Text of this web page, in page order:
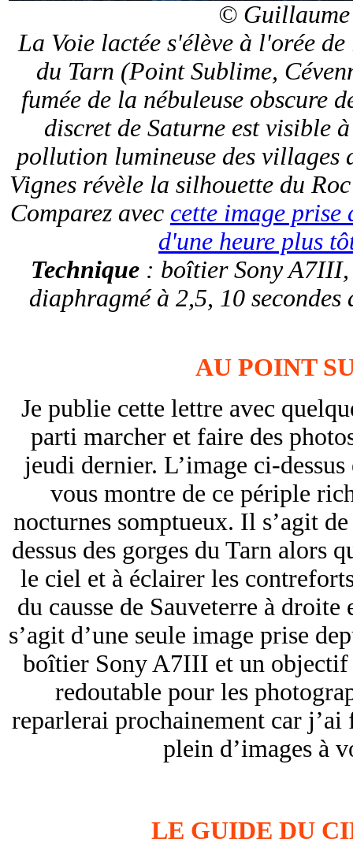
©
La Voie lactée s'élève à l'orée
du Tarn (Point Sublime,
fumée de la nébuleuse obscure
discret de Saturne est visible
pollution lumineuse des villages
Vignes révèle la silhouette du
Comparez avec cette image prise
d'une heure plus
Technique : boîtier Sony A7III,
diaphragmé à 2,5, 10 secondes
AU POINT
Je publie cette lettre avec
parti marcher et faire des
jeudi dernier. L’image ci-
vous montre de ce périple
nocturnes somptueux. Il s’agit
dessus des gorges du Tarn alors
le ciel et à éclairer les
du causse de Sauveterre à
s’agit d’une seule image prise
boîtier Sony A7III et un objectif
redoutable pour les
reparlerai prochainement car
plein d’images à
LE GUIDE DU